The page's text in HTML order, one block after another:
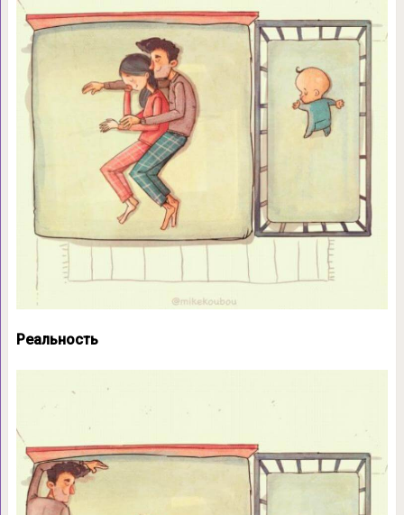
Реальность